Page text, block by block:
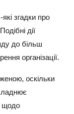
згадки про
дії
до більш
організації.
оскільки
щодо